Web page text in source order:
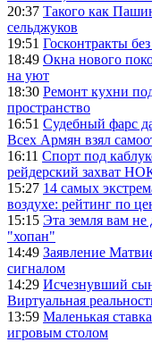
20:37 Такого как
сельджуков
19:51 Госконтракты
18:49 Окна нового
на уют
18:30 Ремонт кухни
пространство
16:51 Судебный фарс
Всех Армян взял
16:11 Спорт под
рейдерский захват
15:27 14 самых
воздухе: рейтинг по
15:15 Эта земля вам
"хопан"
14:49 Заявление
сигналом
14:29 Исчезнувший
Виртуальная
13:59 Маленькая
игровым столом